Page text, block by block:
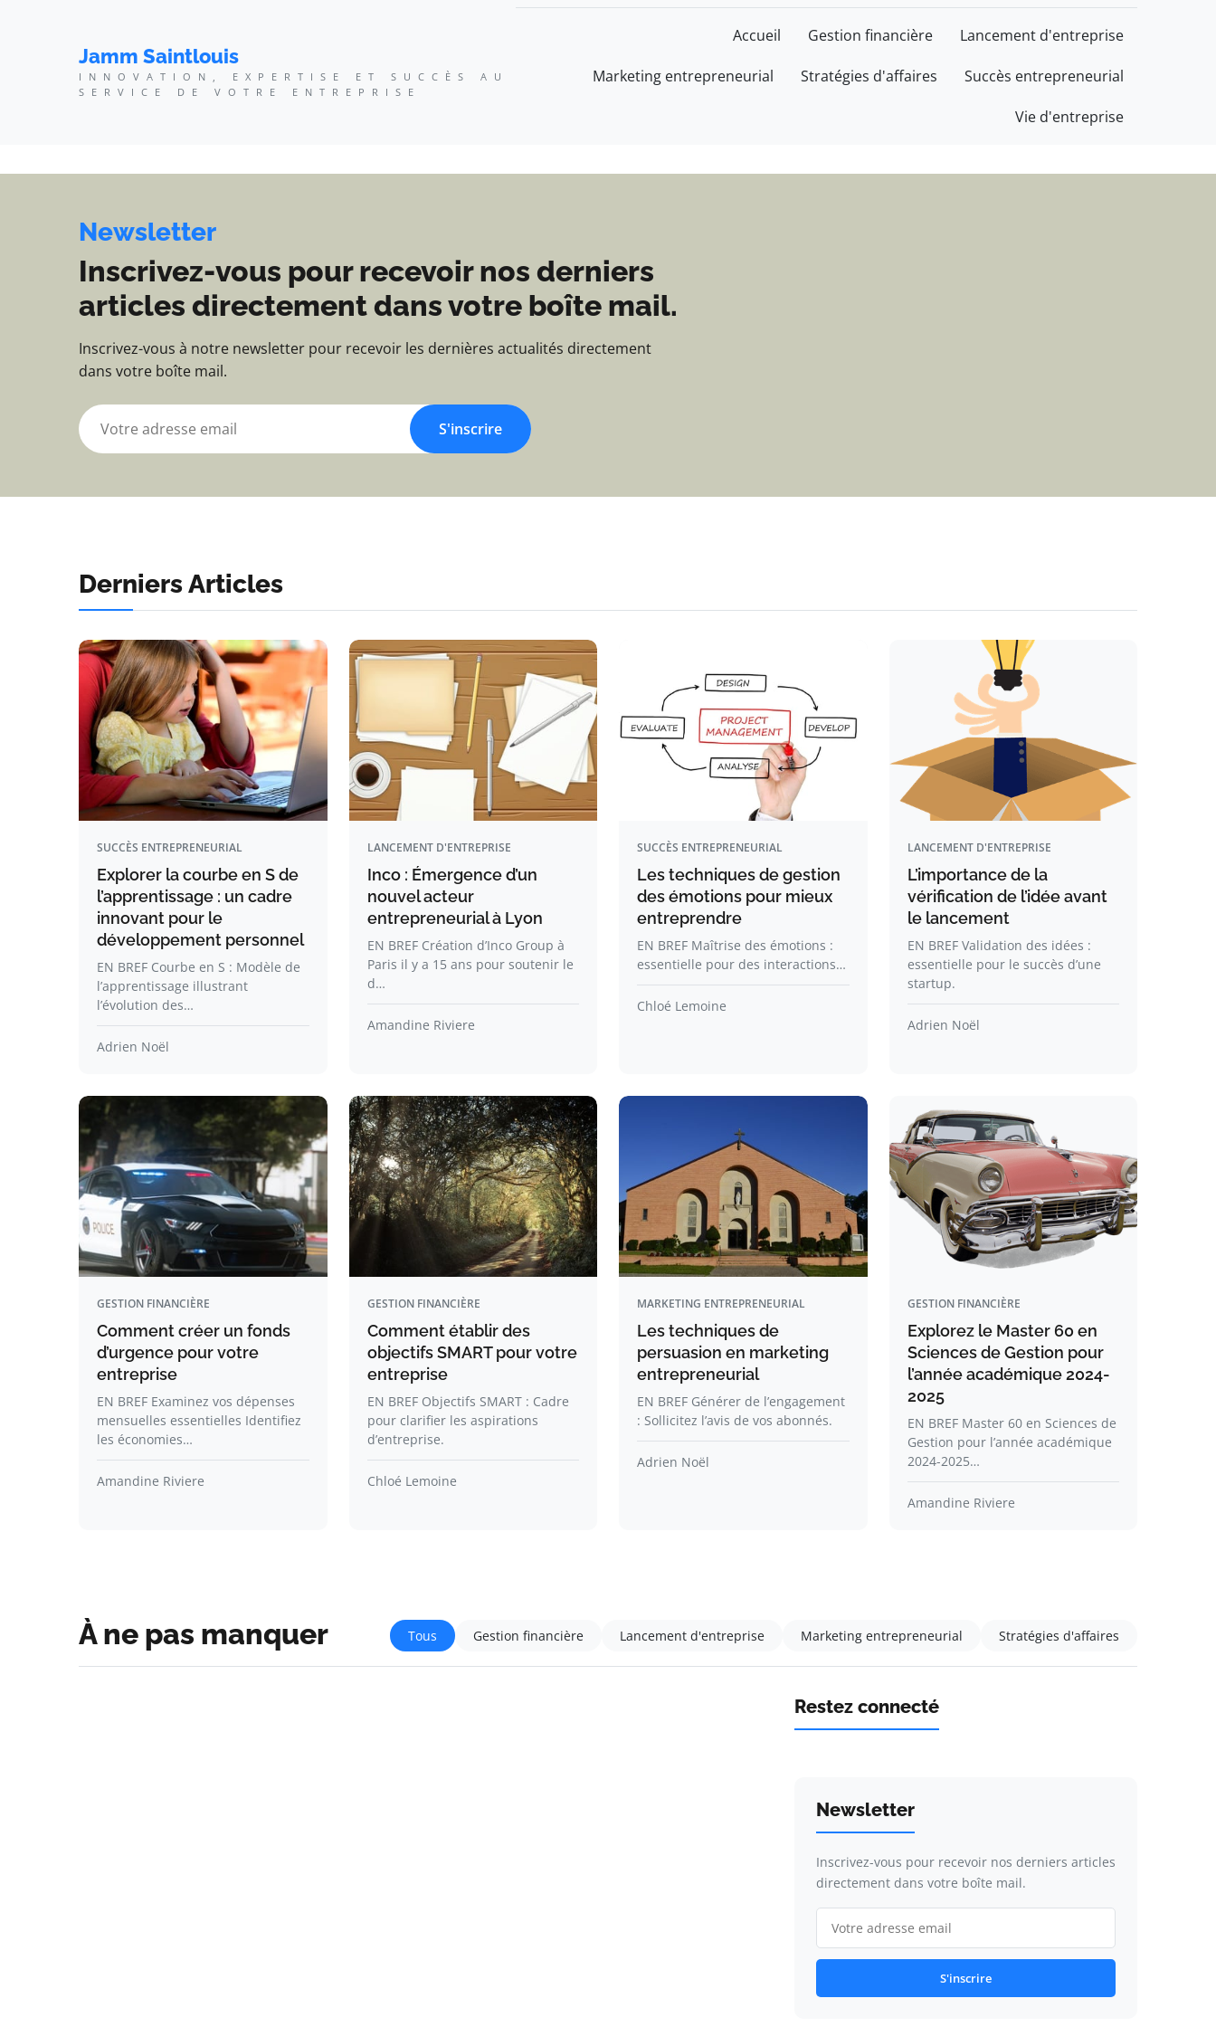
Jamm Saintlouis - Innovation, expertise et succès au service de votre
Jamm Saintlouis
INNOVATION, EXPERTISE ET SUCCÈS AU
SERVICE DE VOTRE ENTREPRISE
Accueil Gestion financière Lancement d'entreprise
Marketing entrepreneurial Stratégies d'affaires Succès entrepreneurial
Vie d'entreprise
Newsletter
Inscrivez-vous pour recevoir nos derniers
articles directement dans votre boîte mail.
Inscrivez-vous à notre newsletter pour recevoir les dernières actualités directement
dans votre boîte mail.
S'inscrire
Derniers Articles
SUCCÈS ENTREPRENEURIAL
Explorer la courbe en S de
l’apprentissage : un cadre
innovant pour le
développement personnel
EN BREF Courbe en S : Modèle de
l’apprentissage illustrant
l’évolution des…
Adrien Noël
LANCEMENT D'ENTREPRISE
Inco : Émergence d’un
nouvel acteur
entrepreneurial à Lyon
EN BREF Création d’Inco Group à
Paris il y a 15 ans pour soutenir le
d…
Amandine Riviere
SUCCÈS ENTREPRENEURIAL
Les techniques de gestion
des émotions pour mieux
entreprendre
EN BREF Maîtrise des émotions :
essentielle pour des interactions…
Chloé Lemoine
LANCEMENT D'ENTREPRISE
L’importance de la
vérification de l’idée avant
le lancement
EN BREF Validation des idées :
essentielle pour le succès d’une
startup.
Adrien Noël
GESTION FINANCIÈRE
Comment créer un fonds
d’urgence pour votre
entreprise
EN BREF Examinez vos dépenses
mensuelles essentielles Identifiez
les économies…
Amandine Riviere
GESTION FINANCIÈRE
Comment établir des
objectifs SMART pour votre
entreprise
EN BREF Objectifs SMART : Cadre
pour clarifier les aspirations
d’entreprise.
Chloé Lemoine
MARKETING ENTREPRENEURIAL
Les techniques de
persuasion en marketing
entrepreneurial
EN BREF Générer de l’engagement
: Sollicitez l’avis de vos abonnés.
Adrien Noël
GESTION FINANCIÈRE
Explorez le Master 60 en
Sciences de Gestion pour
l’année académique 2024-
2025
EN BREF Master 60 en Sciences de
Gestion pour l’année académique
2024-2025…
Amandine Riviere
À ne pas manquer Tous Gestion financière Lancement d'entreprise Marketing entrepreneurial Stratégies d'affaires
Restez connecté
Newsletter
Inscrivez-vous pour recevoir nos derniers articles
directement dans votre boîte mail.
S'inscrire